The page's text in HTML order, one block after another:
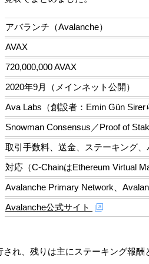
アバランチ（Avalanche）
AVAX
720,000,000 AVAX
2020年9月（メインネット公開）
Ava Labs（創設者：Emin Gün Sirer
Snowman Consensus／Proof of
取引手数料、送金、ステーキング
対応（C-ChainはEthereum Virtual
Avalanche Primary Network、
Avalanche公式サイト
され、残りは主にステーキング報